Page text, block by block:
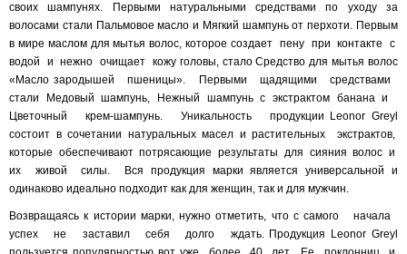
своих шампунях. Первыми натуральными средствами по уходу за
волосами стали Пальмовое масло и Мягкий шампунь от перхоти. Первым
в мире маслом для мытья волос, которое создает пену при контакте с
водой и нежно очищает кожу головы, стало Средство для мытья волос
«Масло зародышей пшеницы». Первыми щадящими средствами
стали Медовый шампунь, Нежный шампунь с экстрактом банана и
Цветочный крем-шампунь. Уникальность продукции Leonor Greyl
состоит в сочетании натуральных масел и растительных экстрактов,
которые обеспечивают потрясающие результаты для сияния волос и
их живой силы. Вся продукция марки является универсальной и
одинаково идеально подходит как для женщин, так и для мужчин.
Возвращаясь к истории марки, нужно отметить, что с самого начала
успех не заставил себя долго ждать. Продукция Leonor Greyl